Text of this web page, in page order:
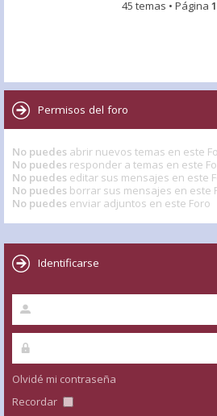
45 temas • Página 1
Permisos del foro
No puedes abrir nuevos temas en este
No puedes responder a temas en este
No puedes editar sus mensajes en este
No puedes borrar sus mensajes en este
No puedes enviar adjuntos en este Foro
Identificarse
Olvidé mi contraseña
Recordar